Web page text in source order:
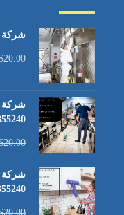
شركة
20.00
شركة
20.00
شركة
20.00